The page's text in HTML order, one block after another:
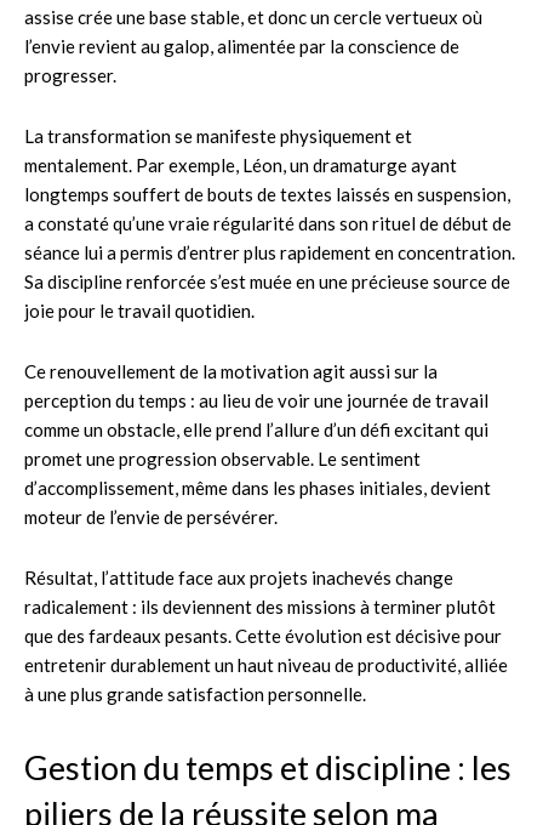
assise crée une base stable, et donc un cercle vertueux où
l’envie revient au galop, alimentée par la conscience de
progresser.
La transformation se manifeste physiquement et
mentalement. Par exemple, Léon, un dramaturge ayant
longtemps souffert de bouts de textes laissés en suspension,
a constaté qu’une vraie régularité dans son rituel de début de
séance lui a permis d’entrer plus rapidement en concentration.
Sa discipline renforcée s’est muée en une précieuse source de
joie pour le travail quotidien.
Ce renouvellement de la motivation agit aussi sur la
perception du temps : au lieu de voir une journée de travail
comme un obstacle, elle prend l’allure d’un défi excitant qui
promet une progression observable. Le sentiment
d’accomplissement, même dans les phases initiales, devient
moteur de l’envie de persévérer.
Résultat, l’attitude face aux projets inachevés change
radicalement : ils deviennent des missions à terminer plutôt
que des fardeaux pesants. Cette évolution est décisive pour
entretenir durablement un haut niveau de productivité, alliée
à une plus grande satisfaction personnelle.
Gestion du temps et discipline : les
piliers de la réussite selon ma